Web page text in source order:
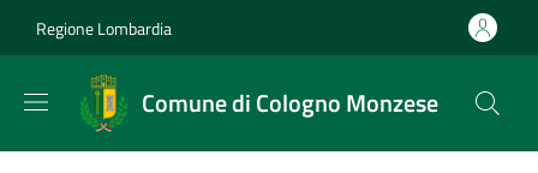
Regione Lombardia
Comune di Cologno Monzese